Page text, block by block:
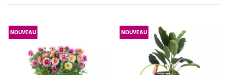
NOUVEAU NOUVEAU